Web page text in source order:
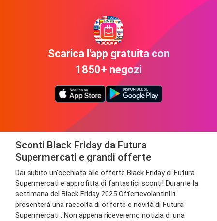
Scarica l'app gratuita con
1850+ negozi
Sconti Black Friday da Futura
Supermercati e grandi offerte
Dai subito un'occhiata alle offerte Black Friday di Futura
Supermercati e approfitta di fantastici sconti! Durante la
settimana del Black Friday 2025 Offertevolantini.it
presenterà una raccolta di offerte e novità di Futura
Supermercati . Non appena riceveremo notizia di una